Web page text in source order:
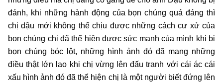
đánh, khi những hành động của bọn chúng quá đáng thì
chị dậu mới không thể chịu được những cách cư xử của
bọn chúng chị đã thể hiện được sức mạnh của mình khi bị
bọn chúng bóc lột, những hình ảnh đó đã mang những
điều thật lớn lao khi chị vừng lên đấu tranh với cái ác cái
xấu hình ảnh đó đã thể hiện chị là một người biết đứng lên